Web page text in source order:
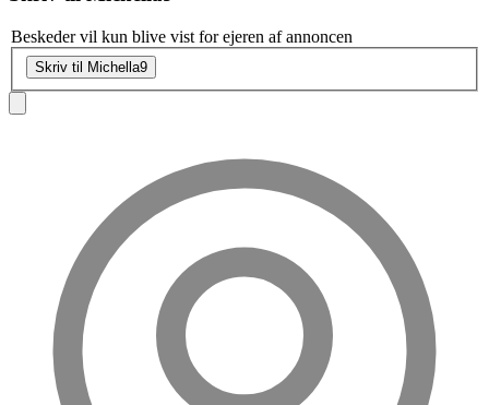
Beskeder vil kun blive vist for ejeren af annoncen
Skriv til Michella9